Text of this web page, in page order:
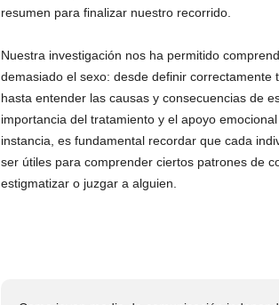
resumen para finalizar nuestro recorrido.
Nuestra investigación nos ha permitido
demasiado el sexo: desde definir
hasta entender las causas y consecuencias de
importancia del tratamiento y el apoyo
instancia, es fundamental recordar que cada
ser útiles para comprender ciertos patrones de
estigmatizar o juzgar a alguien.